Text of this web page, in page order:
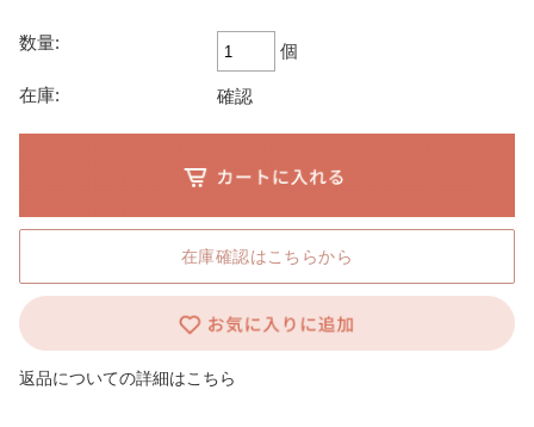
数量: 個
在庫: 確認
在庫確認はこちらから
返品についての詳細はこちら